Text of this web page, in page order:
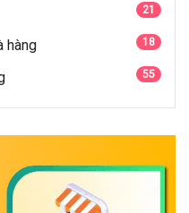
21
hàng 18
55